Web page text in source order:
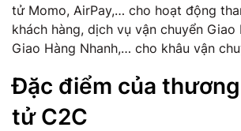
tử Momo, AirPay,… cho hoạt động
khách hàng, dịch vụ vận chuyển Giao
Giao Hàng Nhanh,… cho khâu vận
Đặc điểm của
tử C2C